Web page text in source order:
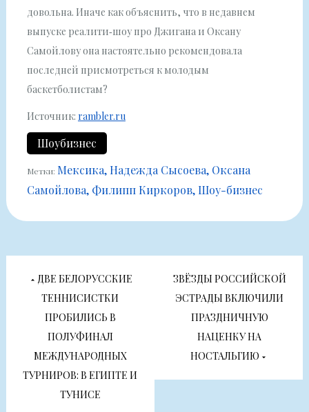
довольна. Иначе как объяснить, что в недавнем
выпуске реалити‑шоу про Джигана и Оксану
Самойлову она настоятельно рекомендовала
последней присмотреться к молодым
баскетболистам?
Источник: rambler.ru
Шоубизнес
Метки: Мексика Надежда Сысоева Оксана
Самойлова Филипп Киркоров Шоу-бизнес
Навигация
записям
ДВЕ БЕЛОРУССКИЕ
ТЕННИСИСТКИ
ПРОБИЛИСЬ В
ПОЛУФИНАЛ
МЕЖДУНАРОДНЫХ
ТУРНИРОВ: В ЕГИПТЕ И
ТУНИСЕ
ЗВЁЗДЫ РОССИЙСКОЙ
ЭСТРАДЫ ВКЛЮЧИЛИ
ПРАЗДНИЧНУЮ
НАЦЕНКУ НА
НОСТАЛЬГИЮ